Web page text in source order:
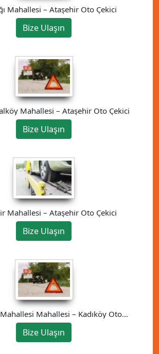
Mahallesi – Ataşehir Oto Çekici
Bize Ulaşın
Mahallesi – Ataşehir Oto Çekici
Bize Ulaşın
Mahallesi – Ataşehir Oto Çekici
Bize Ulaşın
Mahallesi – Kadıköy Oto
Çekici
Bize Ulaşın